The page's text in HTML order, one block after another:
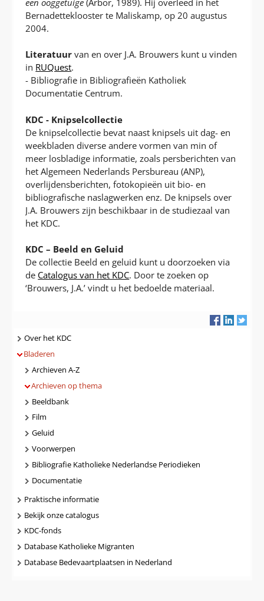
Bernadetteklooster te Maliskamp, op 20 augustus
2004.
Literatuur van en over J.A. Brouwers kunt u vinden
in RUQuest.
- Bibliografie in Bibliografieën Katholiek
Documentatie Centrum.
KDC - Knipselcollectie
De knipselcollectie bevat naast knipsels uit dag- en
weekbladen diverse andere vormen van min of
meer losbladige informatie, zoals persberichten van
het Algemeen Nederlands Persbureau (ANP),
overlijdensberichten, fotokopieën uit bio- en
bibliografische naslagwerken enz. De knipsels over
J.A. Brouwers zijn beschikbaar in de studiezaal van
het KDC.
KDC – Beeld en Geluid
De collectie Beeld en geluid kunt u doorzoeken via
de Catalogus van het KDC. Door te zoeken op
‘Brouwers, J.A.’ vindt u het bedoelde materiaal.
Navigatie
Over het KDC
Bladeren
Archieven A-Z
Archieven op thema
Beeldbank
Film
Geluid
Voorwerpen
Bibliografie Katholieke Nederlandse Periodieken
Documentatie
Praktische informatie
Bekijk onze catalogus
KDC-fonds
Database Katholieke Migranten
Database Bedevaartplaatsen in Nederland